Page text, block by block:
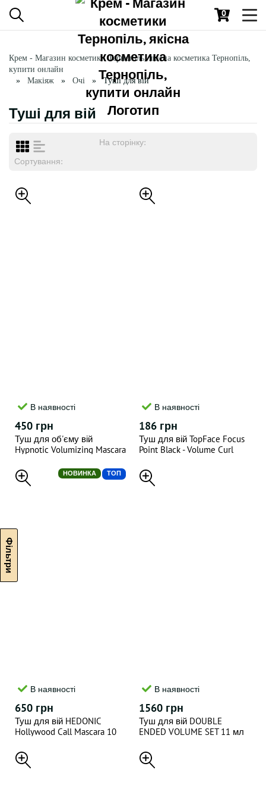
0
Крем - Магазин косметики Тернопіль, якісна косметика Тернопіль,
купити онлайн
Макіяж
Очі Туші для вій
Туші для вій
На сторінку:
Сортування:
В наявності
450 грн
Туш для об'єму вій
Hypnotic Volumizing Mascara
В наявності
186 грн
Туш для вій TopFace Focus
Point Black - Volume Curl
ТОП
НОВИНКА
В наявності
650 грн
Туш для вій HEDONIC
Hollywood Call Mascara 10
В наявності
1560 грн
Туш для вій DOUBLE
ENDED VOLUME SET 11 мл